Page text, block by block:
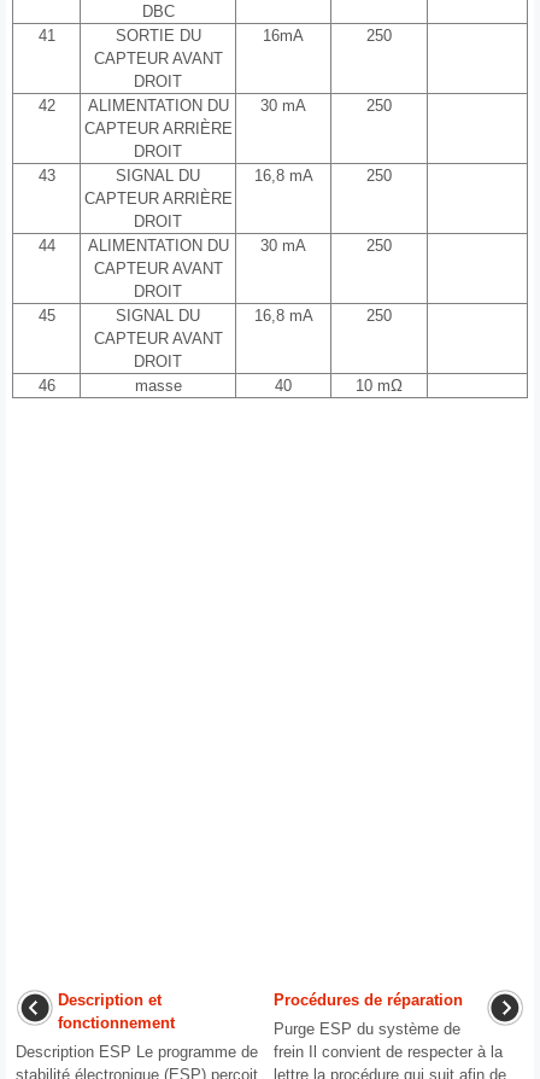
DBC
41
SORTIE DU
CAPTEUR AVANT
DROIT
16mA 250
42
ALIMENTATION DU
CAPTEUR ARRIÈRE
DROIT
30 mA 250
43
SIGNAL DU
CAPTEUR ARRIÈRE
DROIT
16,8 mA 250
44
ALIMENTATION DU
CAPTEUR AVANT
DROIT
30 mA 250
45
SIGNAL DU
CAPTEUR AVANT
DROIT
16,8 mA 250
46 masse 40 10 mΩ
Description et
fonctionnement
Description ESP Le programme de
stabilité électronique (ESP) perçoit
Procédures de réparation
Purge ESP du système de
frein Il convient de respecter à la
lettre la procédure qui suit afin de